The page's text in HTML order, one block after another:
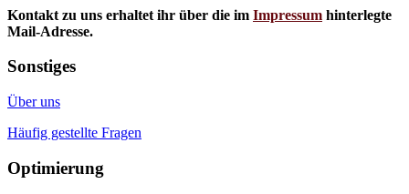
Kontakt zu uns erhaltet ihr über die im Impressum hinterlegte
Mail-Adresse.
Sonstiges
Über uns
Häufig gestellte Fragen
Optimierung